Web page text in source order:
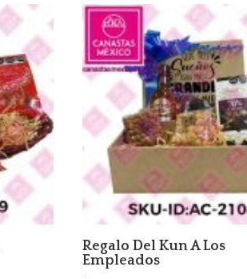
Regalo Del Kun A Los
Empleados